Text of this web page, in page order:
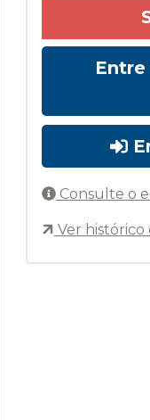
Consulte o
Ver histórico